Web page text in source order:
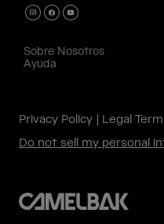
Sobre Nosotros
Ayuda
Privacy Policy
Legal
Do not sell my personal